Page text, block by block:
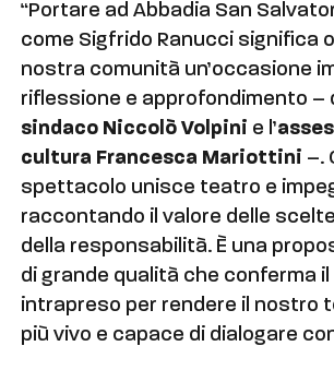
“Portare ad Abbadia San
come Sigfrido Ranucci significa
nostra comunità un’occasione
riflessione e approfondimento –
sindaco Niccolò Volpini e l’
cultura Francesca Mariottini –.
spettacolo unisce teatro e
raccontando il valore delle
della responsabilità. È una
di grande qualità che conferma
intrapreso per rendere il nostro
più vivo e capace di dialogare